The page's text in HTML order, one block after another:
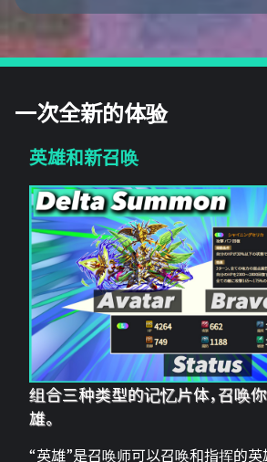
一次全新的体验
英雄和新召唤
组合三种类型的记忆片体，召唤
雄。
“英雄”是召唤师可以召唤和指挥的英